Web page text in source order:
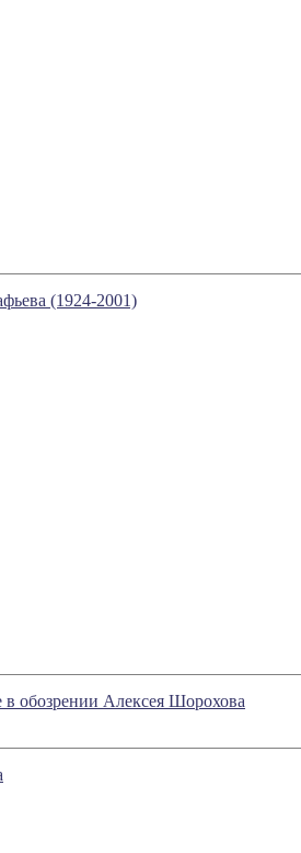
(1924-2001)
обозрении Алексея Шорохова